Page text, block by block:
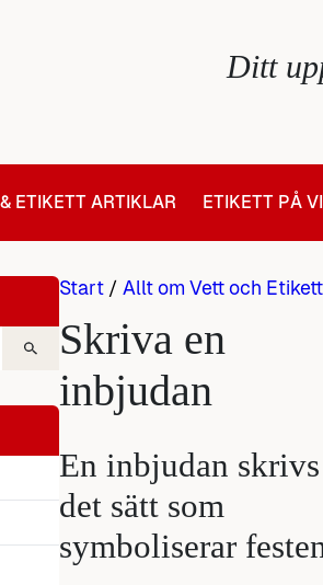
Ditt
ETIKETT ARTIKLAR ETIKETT PÅ
Start / Allt om Vett och Etikett
Skriva en
inbjudan
En inbjudan
det sätt som
symboliserar